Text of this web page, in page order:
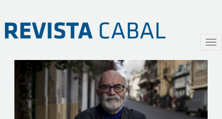
Pasar
contenido
Entrevista a Guillermo Heras